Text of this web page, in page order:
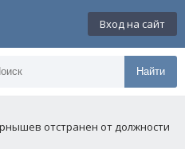
Вход на сайт
Найти
отстранен от должности